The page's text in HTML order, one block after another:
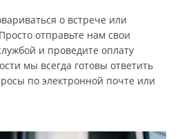
о встрече или
отправьте нам свои
и проведите оплату
мы всегда готовы ответить
по электронной почте или